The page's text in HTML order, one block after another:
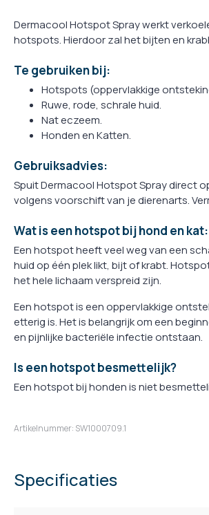
Dermacool Hotspot Spray werkt
hotspots. Hierdoor zal het bijten en
Te gebruiken bij:
Hotspots (oppervlakkige
Ruwe, rode, schrale huid.
Nat eczeem.
Honden en Katten.
Gebruiksadvies:
Spuit Dermacool Hotspot Spray direct
volgens voorschift van je dierenarts.
Wat is een hotspot bij hond en kat:
Een hotspot heeft veel weg van een
huid op één plek likt, bijt of krabt.
het hele lichaam verspreid zijn.
Een hotspot is een oppervlakkige
etterig is. Het is belangrijk om een
en pijnlijke bacteriële infectie ontstaan.
Is een hotspot besmettelijk?
Een hotspot bij honden is niet
Artikelnummer: SW1000709.1
Specificaties